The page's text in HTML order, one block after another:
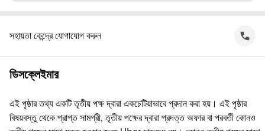
সহায়তা কেন্দ্রে যোগাযোগ করুন
ডিসক্লেইমার
এই পৃষ্ঠার তথ্য একটি তৃতীয় পক্ষ দ্বারা একচেটিয়াভাবে প্রদান করা হয়। এই পৃষ্ঠার
বিষয়বস্তু থেকে প্রাপ্ত সামগ্রী, তৃতীয় পক্ষের দ্বারা প্রদত্ত অফার বা পরবর্তী কোনও